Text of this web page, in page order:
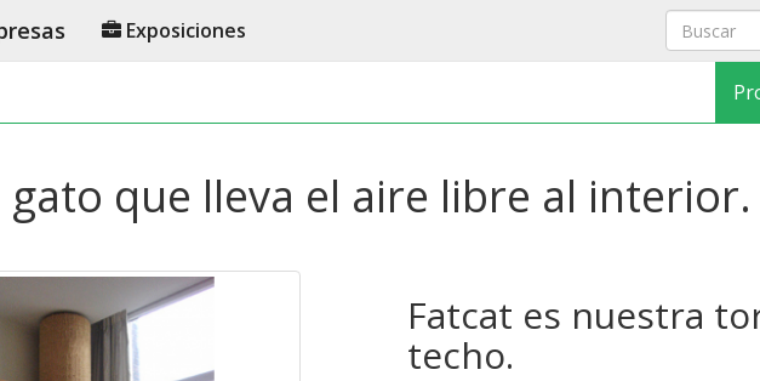
Exposiciones
que lleva el aire libre al interior.
Fatcat es nuestra
techo.